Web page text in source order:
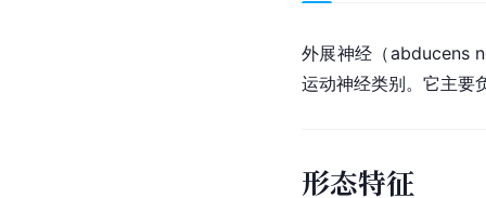
外展神经（abducens
运动神经类别。它主要
形态特征